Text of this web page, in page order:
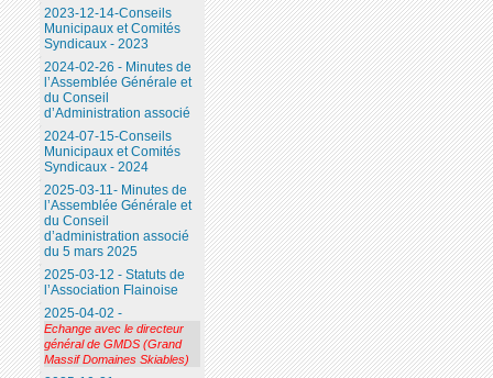
2023-12-14-Conseils
Municipaux et Comités
Syndicaux - 2023
2024-02-26 - Minutes de
l’Assemblée Générale et
du Conseil
d’Administration associé
2024-07-15-Conseils
Municipaux et Comités
Syndicaux - 2024
2025-03-11- Minutes de
l’Assemblée Générale et
du Conseil
d’administration associé
du 5 mars 2025
2025-03-12 - Statuts de
l’Association Flainoise
2025-04-02 -
Echange avec le directeur
général de GMDS (Grand
Massif Domaines Skiables)